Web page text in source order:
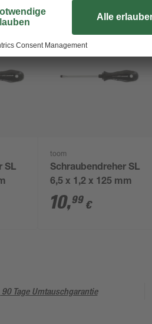
SL
toom
Schraubendreher SL
6,5 x 1,2 x 125 mm
10,99 €
Tage Umtauschgarantie